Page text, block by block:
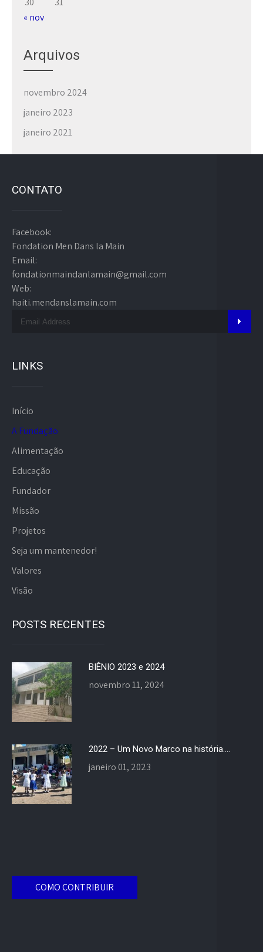
« nov
Arquivos
novembro 2024
janeiro 2023
janeiro 2021
CONTATO
Facebook:
Fondation Men Dans la Main
Email:
fondationmaindanlamain@gmail.com
Web:
haiti.mendanslamain.com
LINKS
Início
A Fundação
Alimentação
Educação
Fundador
Missão
Projetos
Seja um mantenedor!
Valores
Visão
POSTS RECENTES
BIÊNIO 2023 e 2024
novembro 11, 2024
2022 – Um Novo Marco na história….
janeiro 01, 2023
COMO CONTRIBUIR